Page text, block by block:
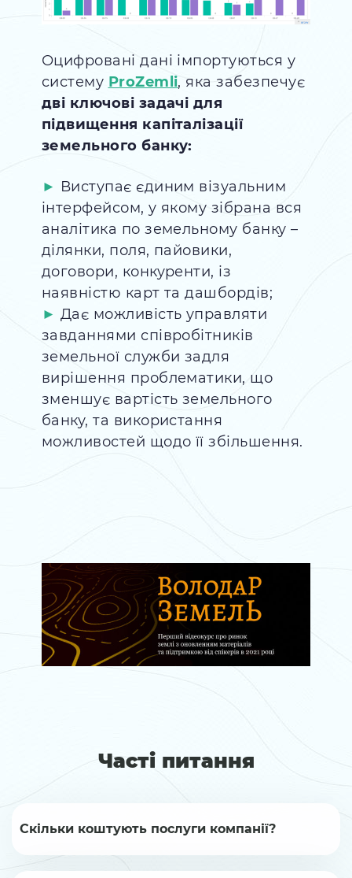
Оцифровані дані імпортуються у
систему ProZemli, яка забезпечує
дві ключові задачі для
підвищення капіталізації
земельного банку:
Виступає єдиним візуальним
інтерфейсом, у якому зібрана вся
аналітика по земельному банку –
ділянки, поля, пайовики,
договори, конкуренти, із
наявністю карт та дашбордів;
Дає можливість управляти
завданнями співробітників
земельної служби задля
вирішення проблематики, що
зменшує вартість земельного
банку, та використання
можливостей щодо її збільшення.
Часті питання
Скільки коштують послуги компанії?